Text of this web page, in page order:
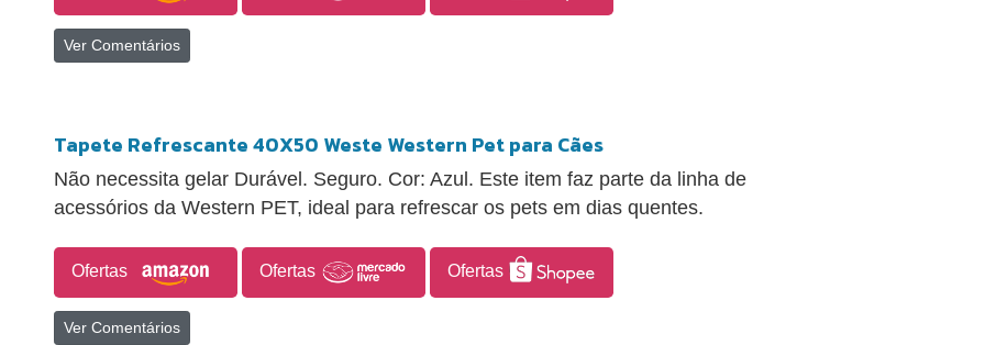
Ver Comentários
Tapete Refrescante 40X50 Weste Western Pet para Cães
Não necessita gelar Durável. Seguro. Cor: Azul. Este item faz parte da linha de
acessórios da Western PET, ideal para refrescar os pets em dias quentes.
Ofertas Ofertas Ofertas
Ver Comentários